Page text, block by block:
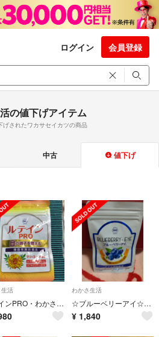
ログイン 会員登録
の値下げアイテム
げされたワカサセイカツの商品
中古 値下げ
活
ルテインPRO・わかさ生活
わかさ生活
☆ブルーベリーアイ☆31粒
¥ 1,840